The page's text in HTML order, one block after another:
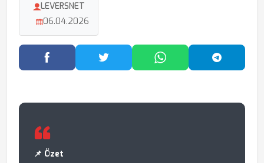
LEVERSNET
06.04.2026
Facebook'ta PaylaşTwitter'da PaylaşWhatsApp'ta Paylaş
📌 Özet